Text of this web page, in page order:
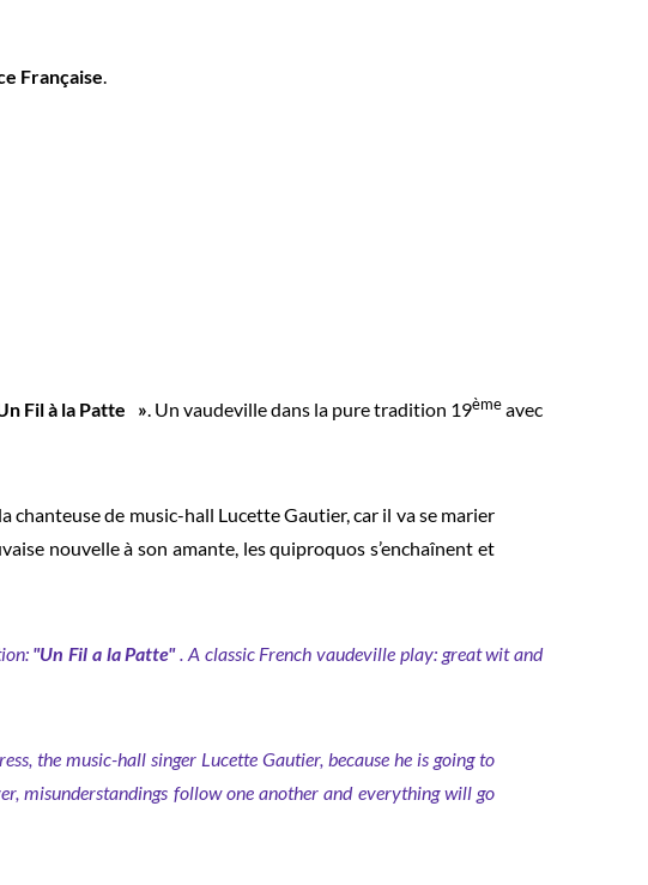
Française
Fil à la Patte ». Un vaudeville dans la pure tradition 19èmeavec
chanteuse de music-hall Lucette Gautier, car il va se marier
nouvelle à son amante, les quiproquos s’enchaînent et
"Un Fil a la Patte". A classic French vaudeville play: great wit and
the music-hall singer Lucette Gautier, because he is going to
misunderstandings follow one another and everything will go